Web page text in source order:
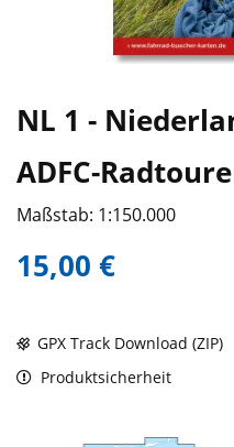
NL 1 -
ADFC-
Maßstab: 1:150.000
15,00 €
GPX Track Download (ZIP)
Produktsicherheit